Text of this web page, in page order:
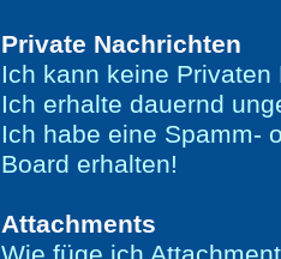
Private Nachrichten
Ich kann keine
Ich erhalte dauernd
Ich habe eine Spamm-
Board erhalten!
Attachments